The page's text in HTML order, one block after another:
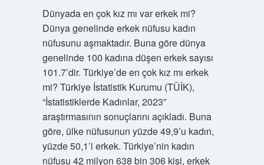
Dünyada en çok kız mı var erkek mi?
Dünya genelinde erkek nüfusu kadın
nüfusunu aşmaktadır. Buna göre dünya
genelinde 100 kadına düşen erkek sayısı
101.7’dir. Türkiye’de en çok kız mı erkek
mi? Türkiye İstatistik Kurumu (TÜİK),
“İstatistiklerde Kadınlar, 2023”
araştırmasının sonuçlarını açıkladı. Buna
göre, ülke nüfusunun yüzde 49,9’u kadın,
yüzde 50,1’i erkek. Türkiye’nin kadın
nüfusu 42 milyon 638 bin 306 kişi, erkek